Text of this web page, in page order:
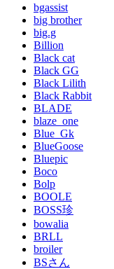
bgassist
big brother
big.g
Billion
Black cat
Black GG
Black Lilith
Black Rabbit
BLADE
blaze_one
Blue_Gk
BlueGoose
Bluepic
Boco
Bolp
BOOLE
BOSS珍
bowalia
BRLL
broiler
BSさん